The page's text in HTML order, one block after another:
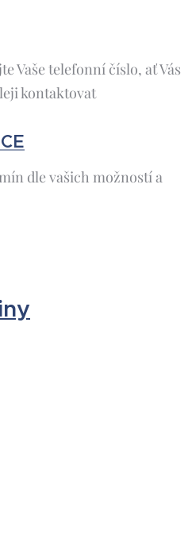
Vaše telefonní číslo, ať Vás
kontaktovat
dle vašich možností a